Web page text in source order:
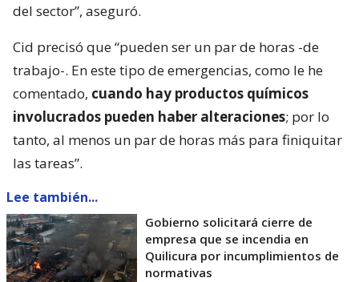
del sector”, aseguró.
Cid precisó que “pueden ser un par de horas -de
trabajo-. En este tipo de emergencias, como le he
comentado, cuando hay productos químicos
involucrados pueden haber alteraciones; por lo
tanto, al menos un par de horas más para finiquitar
las tareas”.
Lee también...
Gobierno solicitará cierre de
empresa que se incendia en
Quilicura por incumplimientos de
normativas